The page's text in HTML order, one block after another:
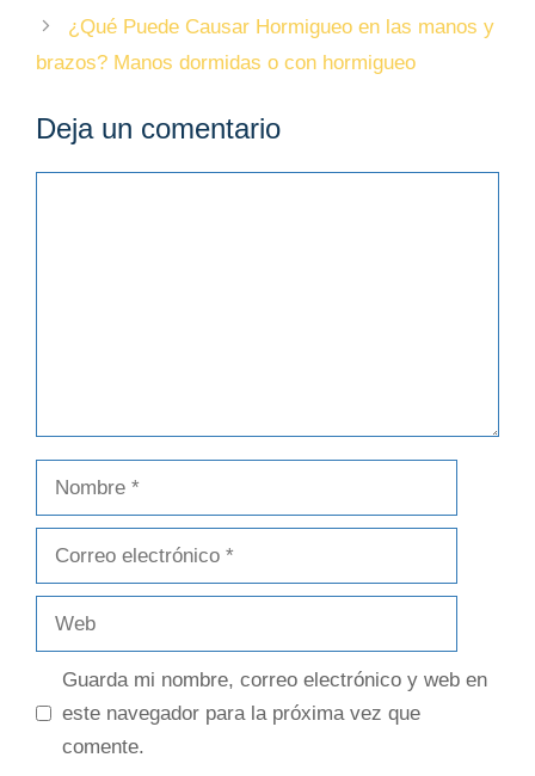
¿Qué Puede Causar Hormigueo en las manos y
brazos? Manos dormidas o con hormigueo
Deja un comentario
Guarda mi nombre, correo electrónico y web en
este navegador para la próxima vez que
comente.